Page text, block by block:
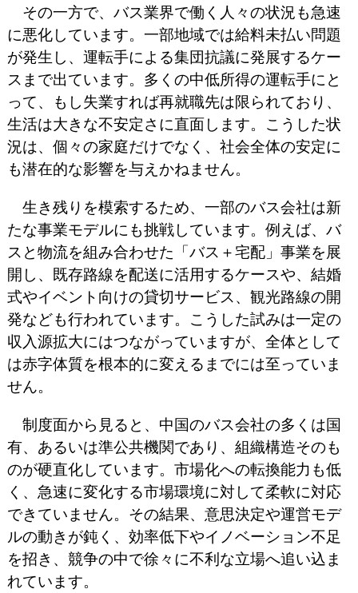
その一方で、バス業界で働く人々の状況も急速
に悪化しています。 一部地域では給料未払い問題
が発生し、運転手による集団抗議に発展するケー
スまで出ています。 多くの中低所得の運転手にと
って、もし失業すれば再就職先は限られており、
生活は大きな不安定さに直面します。 こうした状
況は、個々の家庭だけでなく、社会全体の安定に
も潜在的な影響を与えかねません。
生き残りを模索するため、一部のバス会社は新
たな事業モデルにも挑戦しています。 例えば、バ
スと物流を組み合わせた「バス＋宅配」事業を展
開し、既存路線を配送に活用するケースや、結婚
式やイベント向けの貸切サービス、観光路線の開
発なども行われています。 こうした試みは一定の
収入源拡大にはつながっていますが、全体として
は赤字体質を根本的に変えるまでには至っていま
せん。
制度面から見ると、中国のバス会社の多くは国
有、あるいは準公共機関であり、組織構造そのも
のが硬直化しています。 市場化への転換能力も低
く、急速に変化する市場環境に対して柔軟に対応
できていません。 その結果、意思決定や運営モデ
ルの動きが鈍く、効率低下やイノベーション不足
を招き、競争の中で徐々に不利な立場へ追い込ま
れています。